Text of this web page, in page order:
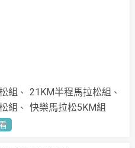
組
21KM半程馬拉松組
組
快樂馬拉松5KM組